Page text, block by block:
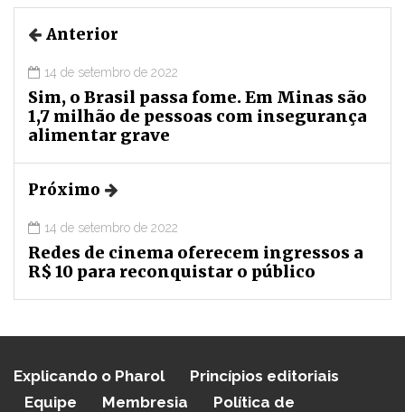
Anterior
14 de setembro de 2022
Sim, o Brasil passa fome. Em Minas são
1,7 milhão de pessoas com insegurança
alimentar grave
Próximo
14 de setembro de 2022
Redes de cinema oferecem ingressos a
R$ 10 para reconquistar o público
Explicando o Pharol
Princípios editoriais
Equipe
Membresia
Política de